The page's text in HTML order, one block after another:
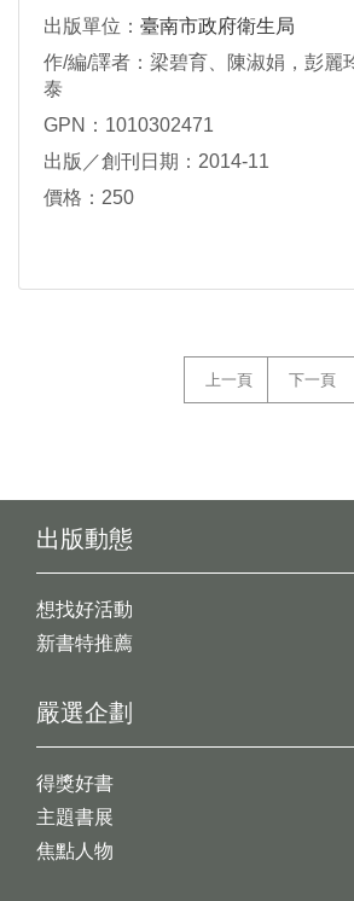
出版單位： 臺南市政府衛生局
作/編/譯者：梁碧育、陳淑娟，彭麗
泰
GPN：1010302471
出版／創刊日期：2014-11
價格：250
上一頁 下一頁
出版動態
想找好活動
新書特推薦
嚴選企劃
得獎好書
主題書展
焦點人物